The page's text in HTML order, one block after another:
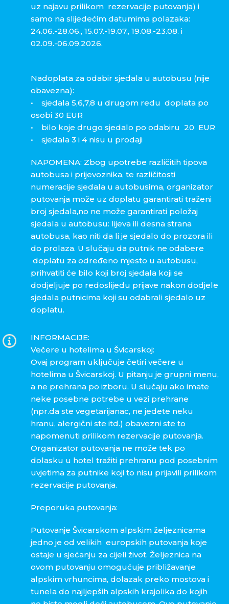
uz najavu prilikom rezervacije putovanja) i
samo na slijedećim datumima polazaka:
24.06.-28.06., 15.07.-19.07., 19.08.-23.08. i
02.09.-06.09.2026.
Nadoplata za odabir sjedala u autobusu (nije
obavezna):
• sjedala 5,6,7,8 u drugom redu doplata po
osobi 30 EUR
• bilo koje drugo sjedalo po odabiru 20 EUR
• sjedala 3 i 4 nisu u prodaji
NAPOMENA: Zbog upotrebe različitih tipova
autobusa i prijevoznika, te različitosti
numeracije sjedala u autobusima, organizator
putovanja može uz doplatu garantirati traženi
broj sjedala,no ne može garantirati položaj
sjedala u autobusu: lijeva ili desna strana
autobusa, kao niti da li je sjedalo do prozora ili
do prolaza. U slučaju da putnik ne odabere
doplatu za određeno mjesto u autobusu,
prihvatiti će bilo koji broj sjedala koji se
dodjeljuje po redoslijedu prijave nakon dodjele
sjedala putnicima koji su odabrali sjedalo uz
doplatu.
INFORMACIJE:
Večere u hotelima u Švicarskoj:
Ovaj program uključuje četiri večere u
hotelima u Švicarskoj. U pitanju je grupni menu,
a ne prehrana po izboru. U slučaju ako imate
neke posebne potrebe u vezi prehrane
(npr.da ste vegetarijanac, ne jedete neku
hranu, alergični ste itd.) obavezni ste to
napomenuti prilikom rezervacije putovanja.
Organizator putovanja ne može tek po
dolasku u hotel tražiti prehranu pod posebnim
uvjetima za putnike koji to nisu prijavili prilikom
rezervacije putovanja.
Preporuka putovanja:
Putovanje Švicarskom alpskim željeznicama
jedno je od velikih europskih putovanja koje
ostaje u sjećanju za cijeli život. Željeznica na
ovom putovanju omogućuje približavanje
alpskim vrhuncima, dolazak preko mostova i
tunela do najljepših alpskih krajolika do kojih